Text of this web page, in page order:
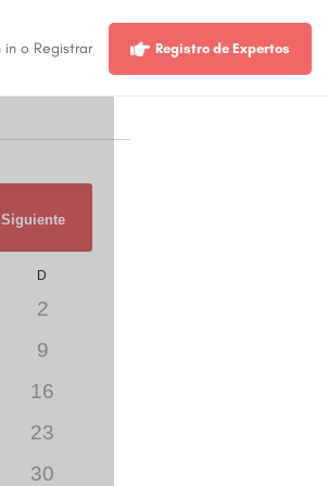
in o Registrar Registro de Expertos
Siguiente
D
2
9
16
23
30